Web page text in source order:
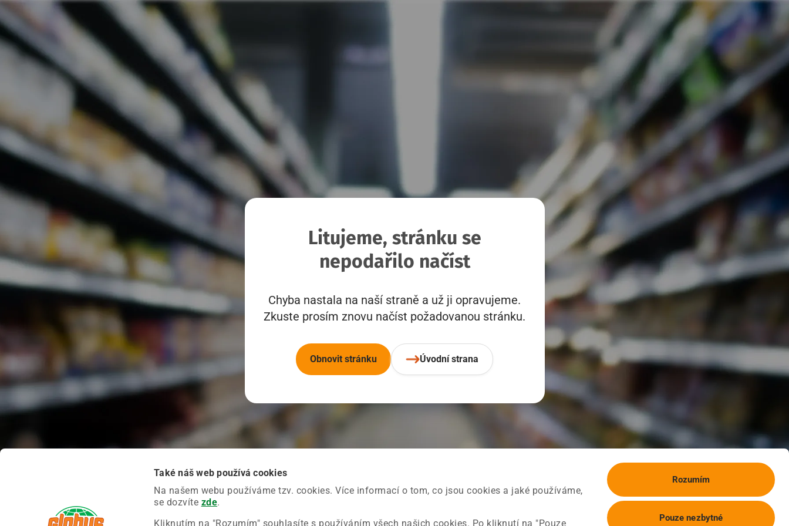
Také náš web používá cookies
Na našem webu používáme tzv. cookies. Více informací o tom, co jsou cookies a jaké používáme,
se dozvíte zde.
Kliknutím na "Rozumím" souhlasíte s používáním všech našich cookies. Po kliknutí na "Pouze
Rozumím
Pouze nezbytné
Litujeme, stránku se
nepodařilo načíst
Chyba nastala na naší straně a už ji opravujeme.
Zkuste prosím znovu načíst požadovanou stránku.
Obnovit stránku Úvodní strana